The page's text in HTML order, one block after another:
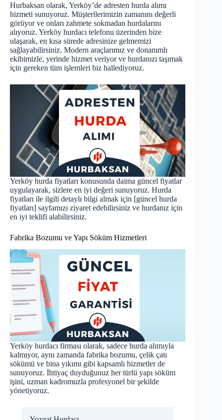
Hurbaksan olarak, Yerköy’de adresten hurda alımı
hizmeti sunuyoruz. Müşterilerimizin zamanını değerli
görüyor ve onları zahmete sokmadan hurdalarını
alıyoruz. Yerköy hurdacı telefonu üzerinden bize
ulaşarak, en kısa sürede adresinize gelmemizi
sağlayabilirsiniz. Modern araçlarımız ve donanımlı
ekibimizle, yerinde hizmet veriyor ve hurdanızı taşımak
için gereken tüm işlemleri biz hallediyoruz.
Yerköy hurda fiyatları konusunda daima güncel fiyatlar
uygulayarak, sizlere en iyi değeri sunuyoruz. Hurda
fiyatları ile ilgili detaylı bilgi almak için [güncel hurda
fiyatları] sayfamızı ziyaret edebilirsiniz ve hurdanız için
en iyi teklifi alabilirsiniz.
Fabrika Bozumu ve Yapı Söküm Hizmetleri
Yerköy hurdacı firması olarak, sadece hurda alımıyla
kalmıyor, aynı zamanda fabrika bozumu, çelik çatı
sökümü ve bina yıkımı gibi kapsamlı hizmetler de
sunuyoruz. İhtiyaç duyduğunuz her türlü yapı söküm
işini, uzman kadromuzla profesyonel bir şekilde
yönetiyoruz.